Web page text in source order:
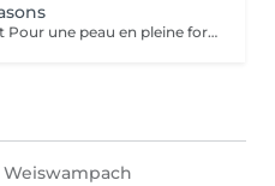
Microdermabrasion au diamant Pour une peau en pleine forme La microdermabrasion au diamant élimine les cellules mortes à la surface de la peau et les aspire immédiatement grâce à un système à vide. La peau retrouve ainsi sa porosité. - Résultats visibles immédiatement et durables - Préparation optimale de la peau - Réduction des imperfections cutanées et des taches pigmentaires - Réduction des taches de vieillesse - Réduction des ridules - Optimisation du grain de peau - Raffinement des pores - Stimulation de la régénération cellulaire
Weiswampach